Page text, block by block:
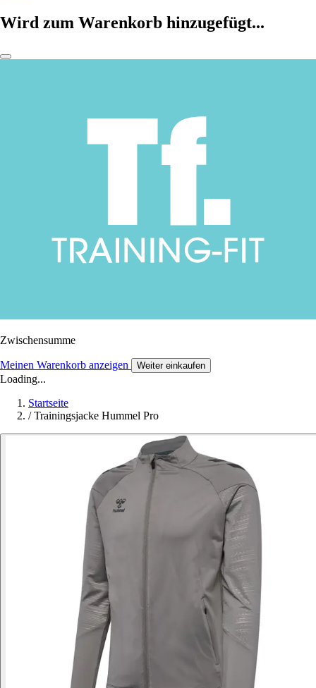
Wird zum Warenkorb hinzugefügt...
Zwischensumme
Meinen Warenkorb anzeigen Weiter einkaufen
Loading...
Startseite
/ Trainingsjacke Hummel Pro